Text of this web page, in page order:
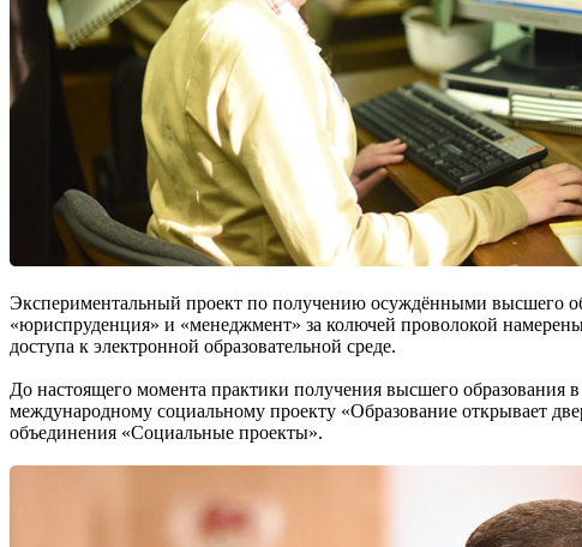
Экспериментальный проект по получению осуждёнными высшего
«юриспруденция» и «менеджмент» за колючей проволокой
доступа к электронной образовательной среде.
До настоящего момента практики получения высшего
международному социальному проекту «Образование открывает
объединения «Социальные проекты».